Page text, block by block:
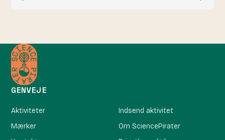
GENVEJE
Aktiviteter
Indsend aktivitet
Mærker
Om SciencePirater